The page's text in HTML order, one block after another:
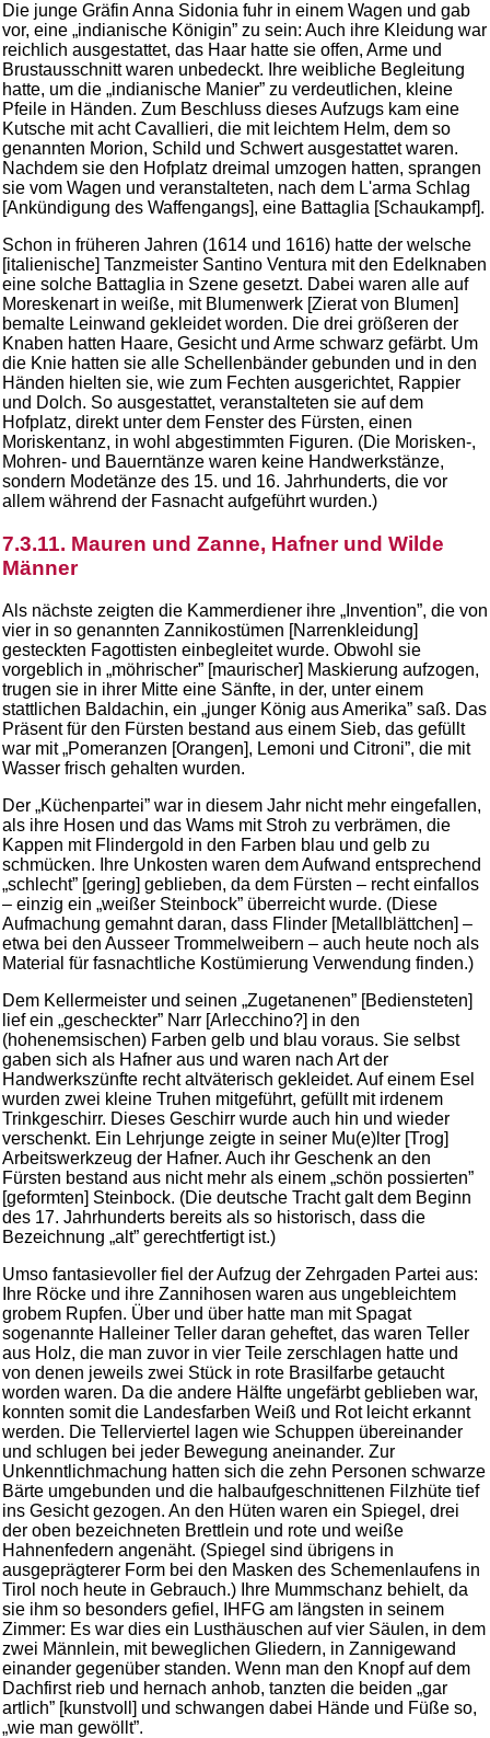
Die junge Gräfin Anna Sidonia fuhr in einem Wagen und gab
vor, eine „indianische Königin” zu sein: Auch ihre Kleidung war
reichlich ausgestattet, das Haar hatte sie offen, Arme und
Brustausschnitt waren unbedeckt. Ihre weibliche Begleitung
hatte, um die „indianische Manier” zu verdeutlichen, kleine
Pfeile in Händen. Zum Beschluss dieses Aufzugs kam eine
Kutsche mit acht Cavallieri, die mit leichtem Helm, dem so
genannten Morion, Schild und Schwert ausgestattet waren.
Nachdem sie den Hofplatz dreimal umzogen hatten, sprangen
sie vom Wagen und veranstalteten, nach dem L'arma Schlag
[Ankündigung des Waffengangs], eine Battaglia [Schaukampf].
Schon in früheren Jahren (1614 und 1616) hatte der welsche
[italienische] Tanzmeister Santino Ventura mit den Edelknaben
eine solche Battaglia in Szene gesetzt. Dabei waren alle auf
Moreskenart in weiße, mit Blumenwerk [Zierat von Blumen]
bemalte Leinwand gekleidet worden. Die drei größeren der
Knaben hatten Haare, Gesicht und Arme schwarz gefärbt. Um
die Knie hatten sie alle Schellenbänder gebunden und in den
Händen hielten sie, wie zum Fechten ausgerichtet, Rappier
und Dolch. So ausgestattet, veranstalteten sie auf dem
Hofplatz, direkt unter dem Fenster des Fürsten, einen
Moriskentanz, in wohl abgestimmten Figuren. (Die Morisken-,
Mohren- und Bauerntänze waren keine Handwerkstänze,
sondern Modetänze des 15. und 16. Jahrhunderts, die vor
allem während der Fasnacht aufgeführt wurden.)
7.3.11. Mauren und Zanne, Hafner und Wilde
Männer
Als nächste zeigten die Kammerdiener ihre „Invention”, die von
vier in so genannten Zannikostümen [Narrenkleidung]
gesteckten Fagottisten einbegleitet wurde. Obwohl sie
vorgeblich in „möhrischer” [maurischer] Maskierung aufzogen,
trugen sie in ihrer Mitte eine Sänfte, in der, unter einem
stattlichen Baldachin, ein „junger König aus Amerika” saß. Das
Präsent für den Fürsten bestand aus einem Sieb, das gefüllt
war mit „Pomeranzen [Orangen], Lemoni und Citroni”, die mit
Wasser frisch gehalten wurden.
Der „Küchenpartei” war in diesem Jahr nicht mehr eingefallen,
als ihre Hosen und das Wams mit Stroh zu verbrämen, die
Kappen mit Flindergold in den Farben blau und gelb zu
schmücken. Ihre Unkosten waren dem Aufwand entsprechend
„schlecht” [gering] geblieben, da dem Fürsten – recht einfallos
– einzig ein „weißer Steinbock” überreicht wurde. (Diese
Aufmachung gemahnt daran, dass Flinder [Metallblättchen] –
etwa bei den Ausseer Trommelweibern – auch heute noch als
Material für fasnachtliche Kostümierung Verwendung finden.)
Dem Kellermeister und seinen „Zugetanenen” [Bediensteten]
lief ein „gescheckter” Narr [Arlecchino?] in den
(hohenemsischen) Farben gelb und blau voraus. Sie selbst
gaben sich als Hafner aus und waren nach Art der
Handwerkszünfte recht altväterisch gekleidet. Auf einem Esel
wurden zwei kleine Truhen mitgeführt, gefüllt mit irdenem
Trinkgeschirr. Dieses Geschirr wurde auch hin und wieder
verschenkt. Ein Lehrjunge zeigte in seiner Mu(e)lter [Trog]
Arbeitswerkzeug der Hafner. Auch ihr Geschenk an den
Fürsten bestand aus nicht mehr als einem „schön possierten”
[geformten] Steinbock. (Die deutsche Tracht galt dem Beginn
des 17. Jahrhunderts bereits als so historisch, dass die
Bezeichnung „alt” gerechtfertigt ist.)
Umso fantasievoller fiel der Aufzug der Zehrgaden Partei aus:
Ihre Röcke und ihre Zannihosen waren aus ungebleichtem
grobem Rupfen. Über und über hatte man mit Spagat
sogenannte Halleiner Teller daran geheftet, das waren Teller
aus Holz, die man zuvor in vier Teile zerschlagen hatte und
von denen jeweils zwei Stück in rote Brasilfarbe getaucht
worden waren. Da die andere Hälfte ungefärbt geblieben war,
konnten somit die Landesfarben Weiß und Rot leicht erkannt
werden. Die Tellerviertel lagen wie Schuppen übereinander
und schlugen bei jeder Bewegung aneinander. Zur
Unkenntlichmachung hatten sich die zehn Personen schwarze
Bärte umgebunden und die halbaufgeschnittenen Filzhüte tief
ins Gesicht gezogen. An den Hüten waren ein Spiegel, drei
der oben bezeichneten Brettlein und rote und weiße
Hahnenfedern angenäht. (Spiegel sind übrigens in
ausgeprägterer Form bei den Masken des Schemenlaufens in
Tirol noch heute in Gebrauch.) Ihre Mummschanz behielt, da
sie ihm so besonders gefiel, IHFG am längsten in seinem
Zimmer: Es war dies ein Lusthäuschen auf vier Säulen, in dem
zwei Männlein, mit beweglichen Gliedern, in Zannigewand
einander gegenüber standen. Wenn man den Knopf auf dem
Dachfirst rieb und hernach anhob, tanzten die beiden „gar
artlich” [kunstvoll] und schwangen dabei Hände und Füße so,
„wie man gewöllt”.